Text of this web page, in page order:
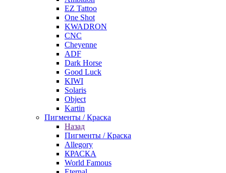
EZ Tattoo
One Shot
KWADRON
CNC
Cheyenne
ADF
Dark Horse
Good Luck
KIWI
Solaris
Object
Kartin
Пигменты / Краска
Назад
Пигменты / Краска
Allegory
КРАСКА
World Famous